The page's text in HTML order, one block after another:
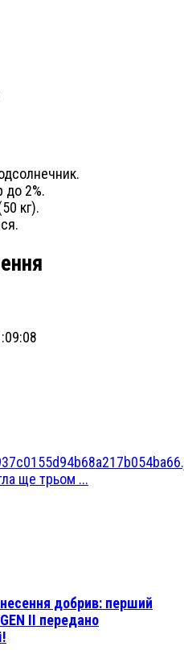
до 2%.
кг).
ще трьом ...
добрив: перший
II передано